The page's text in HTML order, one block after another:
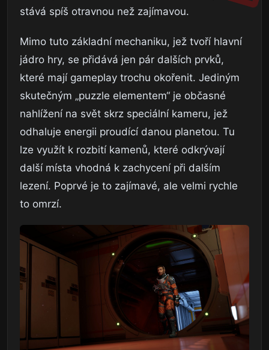
stává spíš otravnou než zajímavou.
Mimo tuto základní mechaniku, jež tvoří hlavní
jádro hry, se přidává jen pár dalších prvků,
které mají gameplay trochu okořenit. Jediným
skutečným „puzzle elementem“ je občasné
nahlížení na svět skrz speciální kameru, jež
odhaluje energii proudící danou planetou. Tu
lze využít k rozbití kamenů, které odkrývají
další místa vhodná k zachycení při dalším
lezení. Poprvé je to zajímavé, ale velmi rychle
to omrzí.